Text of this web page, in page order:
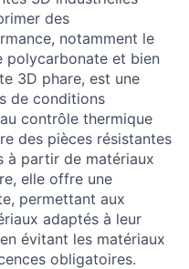
des
notamment le
polycarbonate et bien
3D phare, est une
de conditions
contrôle thermique
des pièces résistantes
à partir de matériaux
elle offre une
permettant aux
adaptés à leur
évitant les matériaux
obligatoires.